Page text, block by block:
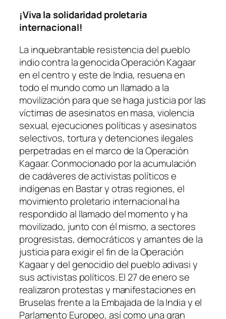
¡Viva la solidaridad proletaria
internacional!
La inquebrantable resistencia del pueblo
indio contra la genocida Operación Kagaar
en el centro y este de India, resuena en
todo el mundo como un llamado a la
movilización para que se haga justicia por las
víctimas de asesinatos en masa, violencia
sexual, ejecuciones políticas y asesinatos
selectivos, tortura y detenciones ilegales
perpetradas en el marco de la Operación
Kagaar. Conmocionado por la acumulación
de cadáveres de activistas políticos e
indígenas en Bastar y otras regiones, el
movimiento proletario internacional ha
respondido al llamado del momento y ha
movilizado, junto con él mismo, a sectores
progresistas, democráticos y amantes de la
justicia para exigir el fin de la Operación
Kagaar y del genocidio del pueblo adivasi y
sus activistas políticos. El 27 de enero se
realizaron protestas y manifestaciones en
Bruselas frente a la Embajada de la India y el
Parlamento Europeo, así como una gran